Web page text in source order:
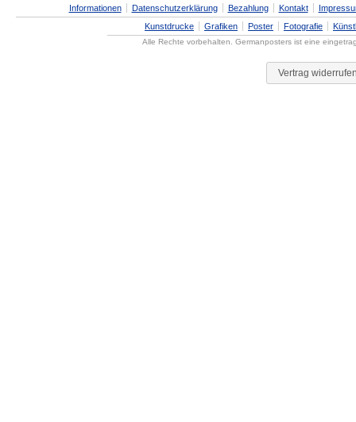
Informationen Datenschutzerklärung Bezahlung Kontakt
Kunstdrucke
Grafiken Poster Fotografie
Alle Rechte vorbehalten. Germanposters ist eine
Vertrag